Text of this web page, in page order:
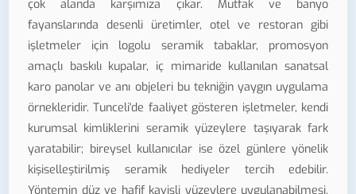
çok alanda karşımıza çıkar. Mutfak ve banyo
fayanslarında desenli üretimler, otel ve restoran gibi
işletmeler için logolu seramik tabaklar, promosyon
amaçlı baskılı kupalar, iç mimaride kullanılan sanatsal
karo panolar ve anı objeleri bu tekniğin yaygın uygulama
örnekleridir. Tunceli'de faaliyet gösteren işletmeler, kendi
kurumsal kimliklerini seramik yüzeylere taşıyarak fark
yaratabilir; bireysel kullanıcılar ise özel günlere yönelik
kişiselleştirilmiş seramik hediyeler tercih edebilir.
Yöntemin düz ve hafif kavisli yüzeylere uygulanabilmesi,